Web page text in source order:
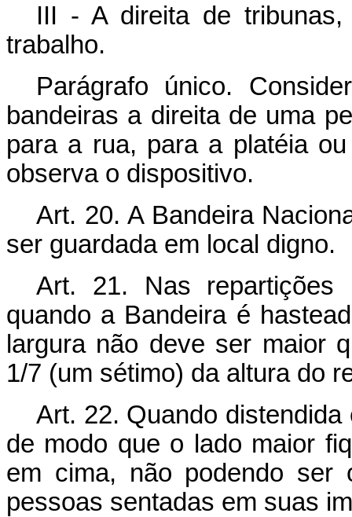
III - A direita de
trabalho.
Parágrafo único.
bandeiras a direita de uma
para a rua, para a platéia
observa o dispositivo.
Art. 20. A Bandeira
ser guardada em local digno.
Art. 21. Nas repartições
quando a Bandeira é
largura não deve ser maior
1/7 (um sétimo) da altura do
Art. 22. Quando
de modo que o lado maior
em cima, não podendo ser
pessoas sentadas em suas